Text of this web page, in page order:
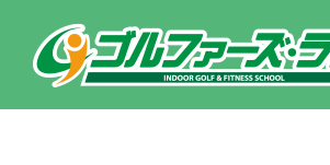
東京都新宿区・文京区ゴルフレッスンのゴルファーズ・ラボ » 12月 若松河田店